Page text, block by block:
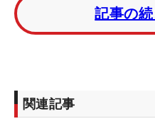
う気持ちになります」。
そしてその先に待つ米
11番までに7バーディを
した山下だったが、勝
記事の
関連記事